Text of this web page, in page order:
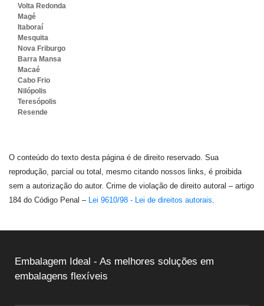
Volta Redonda
Magé
Itaboraí
Mesquita
Nova Friburgo
Barra Mansa
Macaé
Cabo Frio
Nilópolis
Teresópolis
Resende
O conteúdo do texto desta página é de direito reservado. Sua
reprodução, parcial ou total, mesmo citando nossos links, é proibida
sem a autorização do autor. Crime de violação de direito autoral – artigo
184 do Código Penal –
Lei 9610/98 - Lei de direitos autorais
Embalagem Ideal - As melhores soluções em
embalagens flexíveis